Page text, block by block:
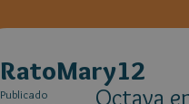
RatoMary12
Publicado
Octava